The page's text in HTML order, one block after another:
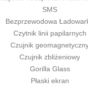
SMS
Bezprzewodowa
Czytnik linii papilarnych
Czujnik
Czujnik zbliżeniowy
Gorilla Glass
Płaski ekran